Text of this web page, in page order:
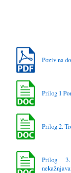
Poziv na
Prilog 1
Prilog 2.
Prilog